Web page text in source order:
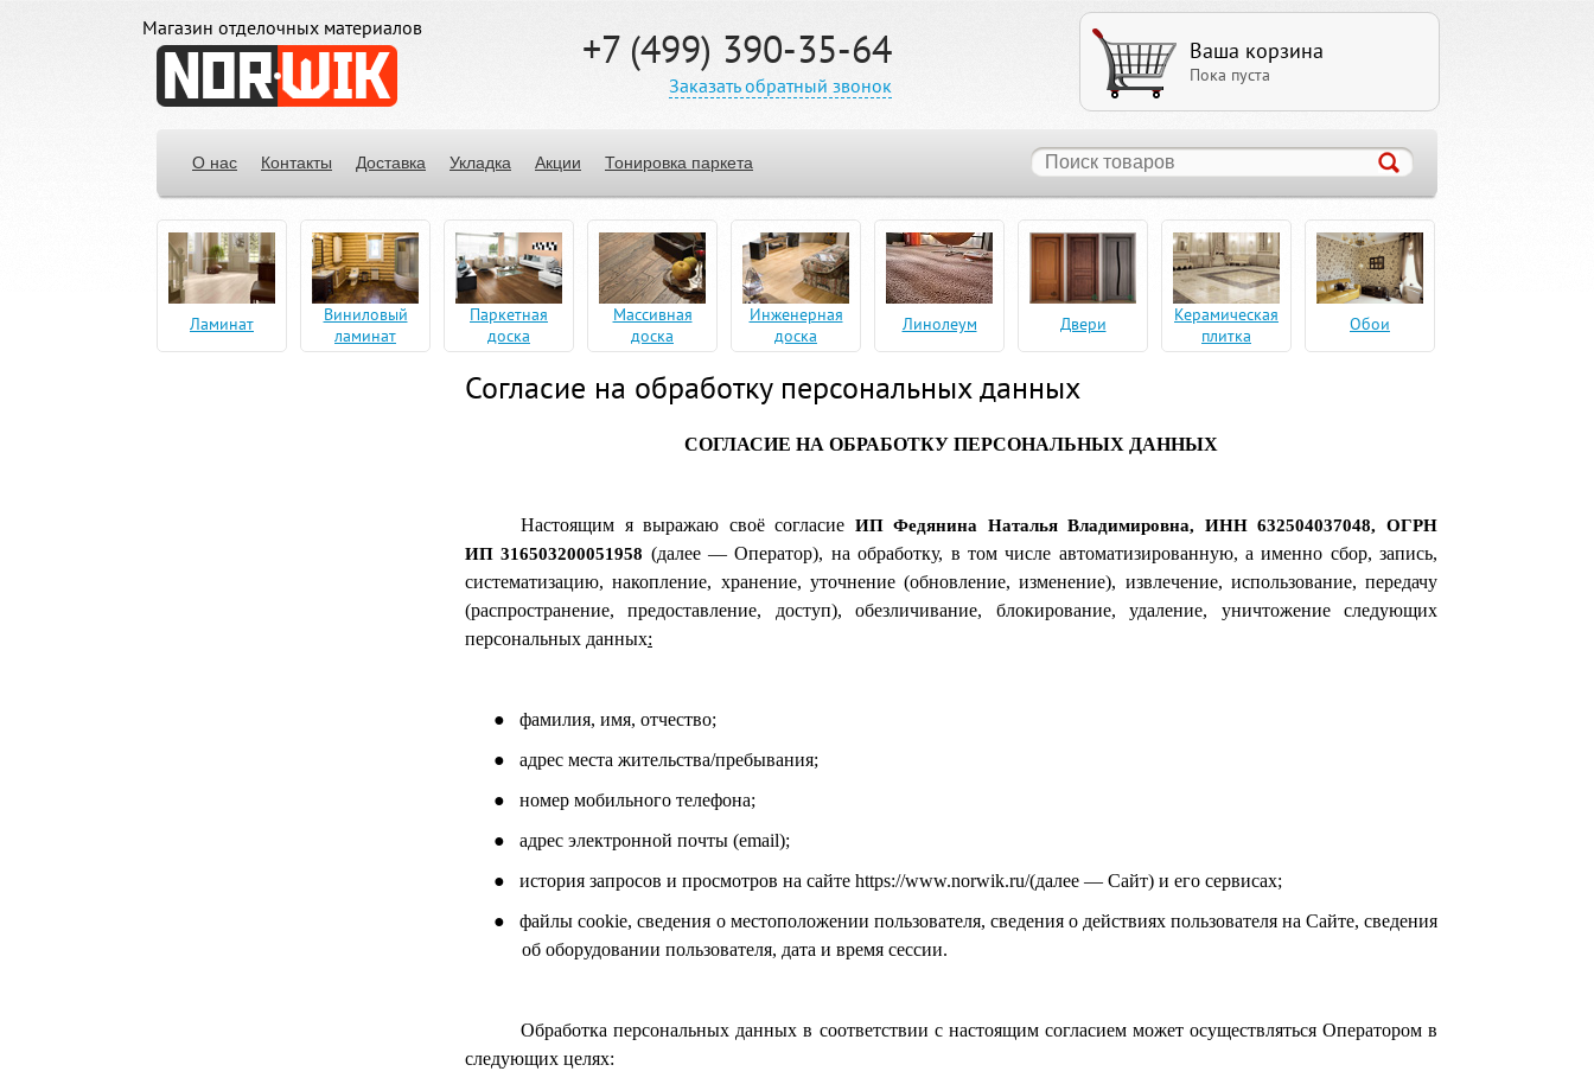
Магазин отделочных материалов +7 (499) 390-35-64
Заказать обратный звонок
Ваша корзина
Пока пуста
О нас Контакты Доставка Укладка Акции Тонировка паркета
Ламинат
Виниловый
ламинат
Паркетная
доска
Массивная
доска
Инженерная
доска
Линолеум Двери
Керамическая
плитка
Обои
Согласие на обработку персональных данных
СОГЛАСИЕ НА ОБРАБОТКУ ПЕРСОНАЛЬНЫХ ДАННЫХ
Настоящим я выражаю своё согласие ИП Федянина Наталья Владимировна, ИНН632504037048, ОГРН
ИП316503200051958 (далее — Оператор), на обработку, в том числе автоматизированную, а именно сбор, запись,
систематизацию, накопление, хранение, уточнение (обновление, изменение), извлечение, использование, передачу
(распространение, предоставление, доступ), обезличивание, блокирование, удаление, уничтожение следующих
персональных данных:
●
фамилия, имя, отчество;
●
адрес места жительства/пребывания;
●
номер мобильного телефона;
●
адрес электронной почты (email);
●
история запросов и просмотров на сайте https://www.norwik.ru/(далее — Сайт) и его сервисах;
●
файлы cookie, сведения о местоположении пользователя, сведения о действиях пользователя на Сайте, сведения
об оборудовании пользователя, дата и время сессии.
Обработка персональных данных в соответствии с настоящим согласием может осуществляться Оператором в
следующих целях: